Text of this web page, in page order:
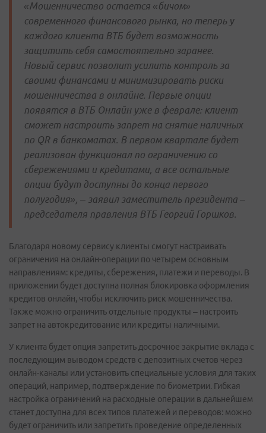
«Мошенничество остается «бичом»
современного финансового рынка, но теперь у
каждого клиента ВТБ будет возможность
защитить себя самостоятельно заранее.
Новый сервис позволит усилить контроль за
своими финансами и минимизировать риски
мошенничества в онлайне. Первые опции
появятся в ВТБ Онлайн уже в феврале: клиент
сможет настроить запрет на снятие наличных
по QR в банкоматах. В первом квартале будет
реализован функционал по ограничению со
сбережениями и кредитами, а все остальные
опции будут доступны до конца первого
полугодия», – заявил заместитель президента –
председателя правления ВТБ Георгий Горшков.
Благодаря новому сервису клиенты смогут настраивать
ограничения на онлайн-операции по четырем основным
направлениям: кредиты, сбережения, платежи и переводы. В
приложении будет доступна полная блокировка оформления
кредитов онлайн, чтобы исключить риск мошенничества.
Также можно ограничить отдельные продукты – настроить
запрет на автокредитование или кредиты наличными.
У клиента будет опция запретить досрочное закрытие вклада с
последующим выводом средств с депозитных счетов через
онлайн-каналы или установить специальные условия для таких
операций, например, подтверждение по биометрии. Гибкая
настройка ограничений на расходные операции в дальнейшем
станет доступна для всех типов платежей и переводов: можно
будет ограничить или запретить проведение определенных